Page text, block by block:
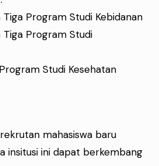
Program Studi Kebidanan
Program Studi
Studi Kesehatan
mahasiswa baru
insitusi ini dapat berkembang